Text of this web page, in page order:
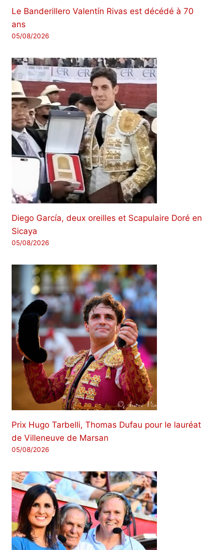
Le Banderillero Valentín Rivas est décédé à 70
ans
05/08/2026
Diego García, deux oreilles et Scapulaire Doré en
Sicaya
05/08/2026
Prix ​​Hugo Tarbelli, Thomas Dufau pour le lauréat
de Villeneuve de Marsan
05/08/2026